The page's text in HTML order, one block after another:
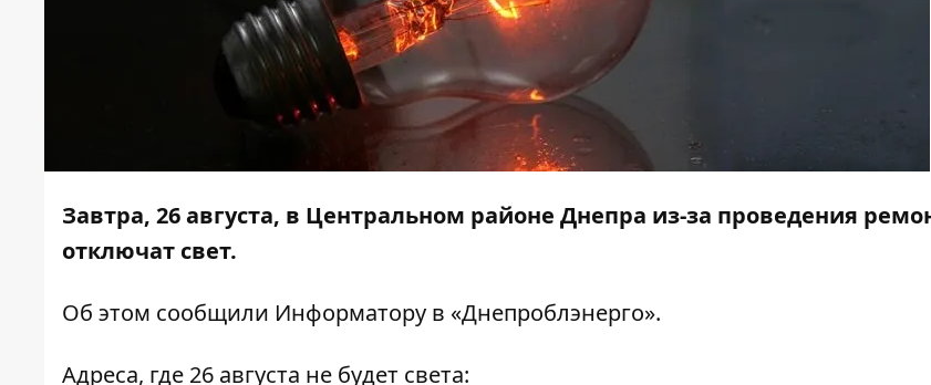
Завтра, 26 августа, в Центральном районе Днепра из-за проведения
отключат свет.
Об этом сообщили Информатору в «Днепроблэнерго».
Адреса, где 26 августа не будет света: